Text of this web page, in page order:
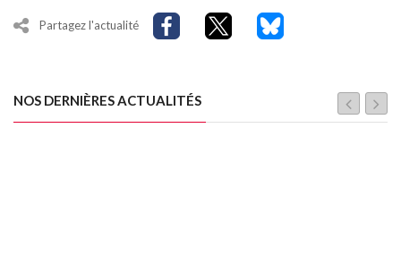
Partagez l'actualité
NOS DERNIÈRES ACTUALITÉS